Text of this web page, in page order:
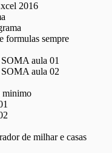
2016
formulas sempre
aula 01
aula 02
minimo
de milhar e casas